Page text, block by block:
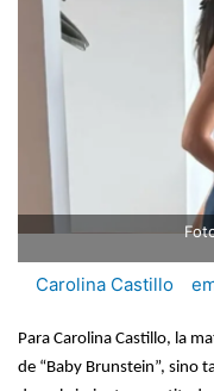
Carolina Castillo
Para Carolina Castillo, la
de “Baby Brunstein”, sino